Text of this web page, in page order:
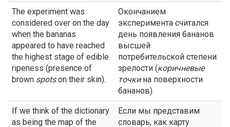
The experiment was
considered over on the day
when the bananas
appeared to have reached
the highest stage of edible
ripeness (presence of
brown spotson their skin).
Окончанием
эксперимента считался
день появления бананов
высшей
потребительской степени
зрелости (коричневые
точкина поверхности
бананов).
If we think of the dictionary
as being the map of the
Если мы представим
словарь, как карту